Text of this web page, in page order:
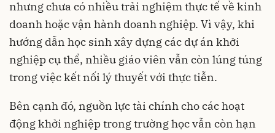
nhưng chưa có nhiều trải nghiệm thực tế về kinh
doanh hoặc vận hành doanh nghiệp. Vì vậy, khi
hướng dẫn học sinh xây dựng các dự án khởi
nghiệp cụ thể, nhiều giáo viên vẫn còn lúng túng
trong việc kết nối lý thuyết với thực tiễn.
Bên cạnh đó, nguồn lực tài chính cho các hoạt
động khởi nghiệp trong trường học vẫn còn hạn